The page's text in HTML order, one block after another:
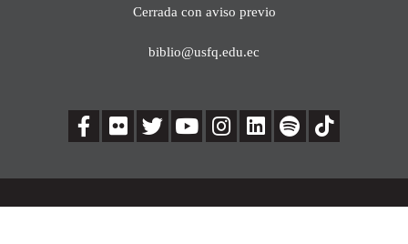
Cerrada con aviso previo
biblio@usfq.edu.ec